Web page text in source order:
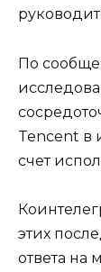
По
Tencent в
счет
этих
ответа на